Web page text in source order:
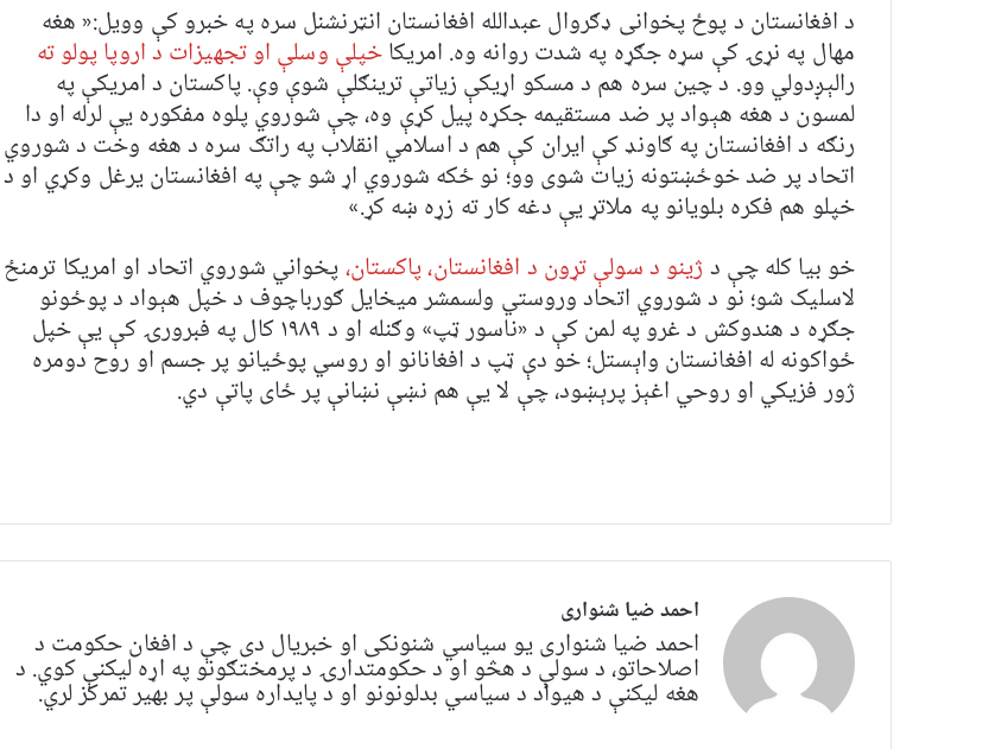
د افغانستان د پوځ پخوانی ډګروال عبدالله افغانستان انټرنشنل سره په خبرو کې وویل:« هغه
مهال په نړۍ کې سړه جګړه په شدت روانه وه. امریکاخپلې وسلې او تجهیزات د اروپا پولو ته
رالېږدولي وو. د چین سره هم د مسکو اړیکې زیاتې ترینګلې شوې وې. پاکستان د امریکې په
لمسون د هغه هېواد پر ضد مستقیمه جکړه پیل کړې وه، چې شوروي پلوه مفکوره یې لرله او دا
رنګه د افغانستان په ګاونډ کې ایران کې هم د اسلامي انقلاب په راتګ سره د هغه وخت د شوروي
اتحاد پر ضد خوځښتونه زیات شوی وو؛ نو ځکه شوروي اړ شو چې په افغانستان یرغل وکړي او د
خپلو هم فکره بلویانو په ملاتړ یې دغه کار ته زړه ښه کړ.»
خو بیا کله چې د ژینو د سولې تړون د افغانستان، پاکستان، پخواني شوروي اتحاد او امریکا ترمنځ
لاسلیک شو؛ نو د شوروي اتحاد وروستي ولسمشر میخایل ګورباچوف د خپل هېواد د پوځونو
جګړه د هندوکش د غرو په لمن کې د «ناسور ټپ» وګنله او د ۱۹۸۹ کال په فبرورۍ کې یې خپل
ځواکونه له افغانستان واېستل؛ خو دې ټپ د افغانانو او روسي پوځیانو پر جسم او روح دومره
ژور فزیکي او روحي اغېز پرېښود، چې لا یې هم نښې نښانې پر ځای پاتې دي.
احمد ضیا شنواری
احمد ضیا شنواری یو سياسي شنونکی او خبریال دی چې د افغان حکومت د
اصلاحاتو، د سولې د هڅو او د حکومتدارۍ د پرمختګونو په اړه لیکنې کوي. د
هغه لیکنې د هیواد د سیاسي بدلونونو او د پایداره سولې پر بهیر تمرکز لري.